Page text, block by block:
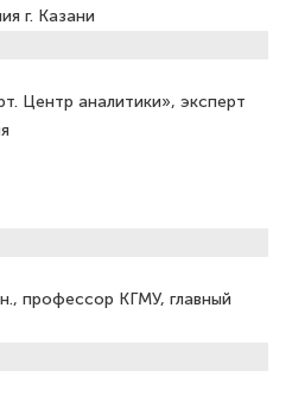
г. Казани
Центр аналитики», эксперт
профессор КГМУ, главный